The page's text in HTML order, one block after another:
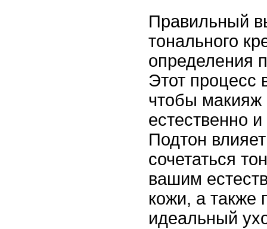
Правильный
тонального
определения
Этот процесс
чтобы макияж
естественно
Подтон
сочетаться
вашим
кожи, а также
идеальный